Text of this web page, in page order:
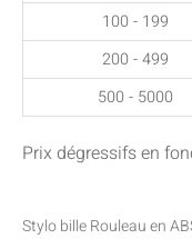
100 - 199
200 - 499
500 - 5000
Prix dégressifs en
Stylo bille Rouleau en